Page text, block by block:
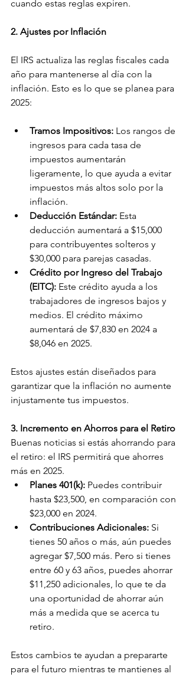
cuando estas reglas expiren.
2. Ajustes por Inflación
El IRS actualiza las reglas fiscales cada
año para mantenerse al día con la
inflación. Esto es lo que se planea para
2025:
Tramos Impositivos: Los rangos de
ingresos para cada tasa de
impuestos aumentarán
ligeramente, lo que ayuda a evitar
impuestos más altos solo por la
inflación.
Deducción Estándar: Esta
deducción aumentará a $15,000
para contribuyentes solteros y
$30,000 para parejas casadas.
Crédito por Ingreso del Trabajo
(EITC): Este crédito ayuda a los
trabajadores de ingresos bajos y
medios. El crédito máximo
aumentará de $7,830 en 2024 a
$8,046 en 2025.
Estos ajustes están diseñados para
garantizar que la inflación no aumente
injustamente tus impuestos.
3. Incremento en Ahorros para el Retiro
Buenas noticias si estás ahorrando para
el retiro: el IRS permitirá que ahorres
más en 2025.
Planes 401(k): Puedes contribuir
hasta $23,500, en comparación con
$23,000 en 2024.
Contribuciones Adicionales: Si
tienes 50 años o más, aún puedes
agregar $7,500 más. Pero si tienes
entre 60 y 63 años, puedes ahorrar
$11,250 adicionales, lo que te da
una oportunidad de ahorrar aún
más a medida que se acerca tu
retiro.
Estos cambios te ayudan a prepararte
para el futuro mientras te mantienes al